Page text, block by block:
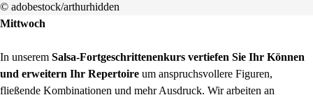
© adobestock/arthurhidden
Mittwoch
In unserem Salsa-Fortgeschrittenenkurs vertiefen Sie Ihr Können
und erweitern Ihr Repertoire um anspruchsvollere Figuren,
fließende Kombinationen und mehr Ausdruck. Wir arbeiten an